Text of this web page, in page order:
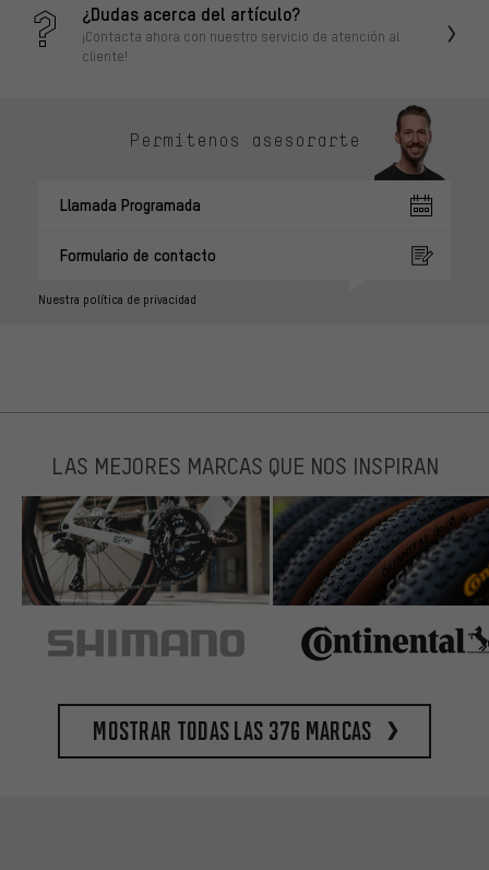
¿Dudas acerca del artículo?
¡Contacta ahora con nuestro servicio de atención al
cliente!
Permítenos asesorarte
Llamada Programada
Formulario de contacto
Nuestra política de privacidad
LAS MEJORES MARCAS QUE NOS INSPIRAN
Mostrar todas las 376 marcas